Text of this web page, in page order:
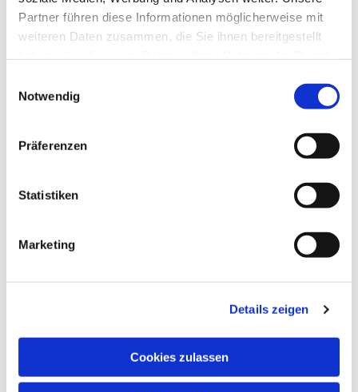
Partner führen diese Informationen möglicherweise mit
weiteren Daten zusammen, die Sie ihnen bereitgestellt
Notwendig
Präferenzen
Statistiken
Marketing
Details zeigen
Cookies zulassen
interessieren